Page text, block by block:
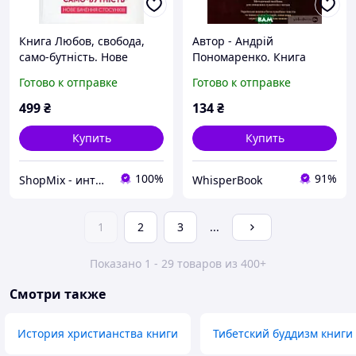
Книга Любов, свобода,
само-бутність. Нове
(Чандра Мохан Раджніш)
2017 г. DE
Готово к отправке
499₴
Купить
ShopMix - интернет-магазин сумок и аксессуаров 100%
Автор - Андрій
Пономаренко. Книга
(мягк.) D8
Готово к отправке
134₴
Купить
WhisperBook 91%
1 2 3 ...
Показано 1 - 29 товаров из 400+
Смотри также
История христианства книги Тибетский буддизм книги